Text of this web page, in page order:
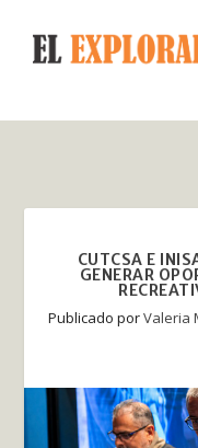
CUTCSA E
GENERAR
Publicado porValeria